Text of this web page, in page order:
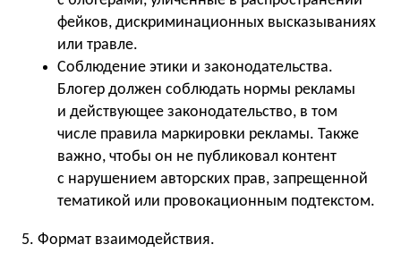
фейков, дискриминационных высказываниях
или травле.
Соблюдение этики и законодательства.
Блогер должен соблюдать нормы рекламы
и действующее законодательство, в том
числе правила маркировки рекламы. Также
важно, чтобы он не публиковал контент
с нарушением авторских прав, запрещенной
тематикой или провокационным подтекстом.
5. Формат взаимодействия.